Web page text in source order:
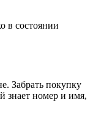
в состоянии
Забрать покупку
знает номер и имя,